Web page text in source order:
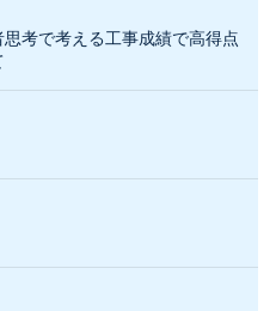
思考で考える工事成績で高得点